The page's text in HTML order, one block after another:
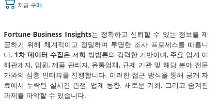
지금 구매
Fortune Business Insights는 정확하고 신뢰할 수 있는 정보를 제
공하기 위해 체계적이고 정밀하며 투명한 조사 프로세스를 따릅니
다. 1차 데이터 수집은 저희 방법론의 강력한 기반이며, 주요 업계 이
해관계자, 임원, 제품 관리자, 유통업체, 규제 기관 및 해당 분야 전문
가와의 심층 인터뷰를 진행합니다. 이러한 접근 방식을 통해 공개 자
료에서 누락된 실시간 관점, 업계 동향, 새로운 기회, 그리고 숨겨진
과제를 파악할 수 있습니다.